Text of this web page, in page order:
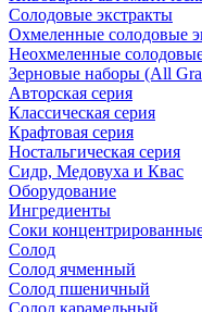
Солодовые экстракты
Охмеленные солодовые
Неохмеленные
Зерновые наборы (All
Авторская серия
Классическая серия
Крафтовая серия
Ностальгическая серия
Сидр, Медовуха и Квас
Оборудование
Ингредиенты
Соки
Солод
Солод ячменный
Солод пшеничный
Солод карамельный